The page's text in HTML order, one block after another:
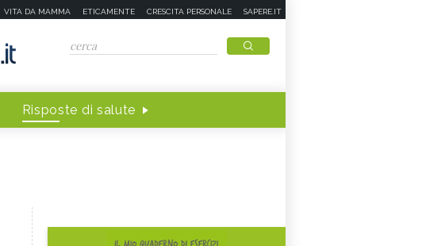
VITA DA MAMMA ETICAMENTE CRESCITA PERSONALE SAPERE.IT
Risposte di salute